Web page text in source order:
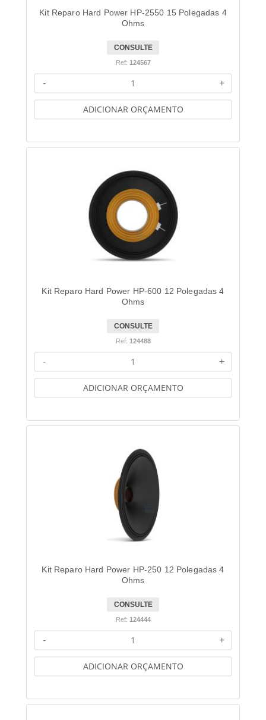
Kit Reparo Hard Power HP-2550 15 Polegadas 4
Ohms
CONSULTE
Ref: 124567
+
-
ADICIONAR ORÇAMENTO
Kit Reparo Hard Power HP-600 12 Polegadas 4
Ohms
CONSULTE
Ref: 124488
+
-
ADICIONAR ORÇAMENTO
Kit Reparo Hard Power HP-250 12 Polegadas 4
Ohms
CONSULTE
Ref: 124444
+
-
ADICIONAR ORÇAMENTO